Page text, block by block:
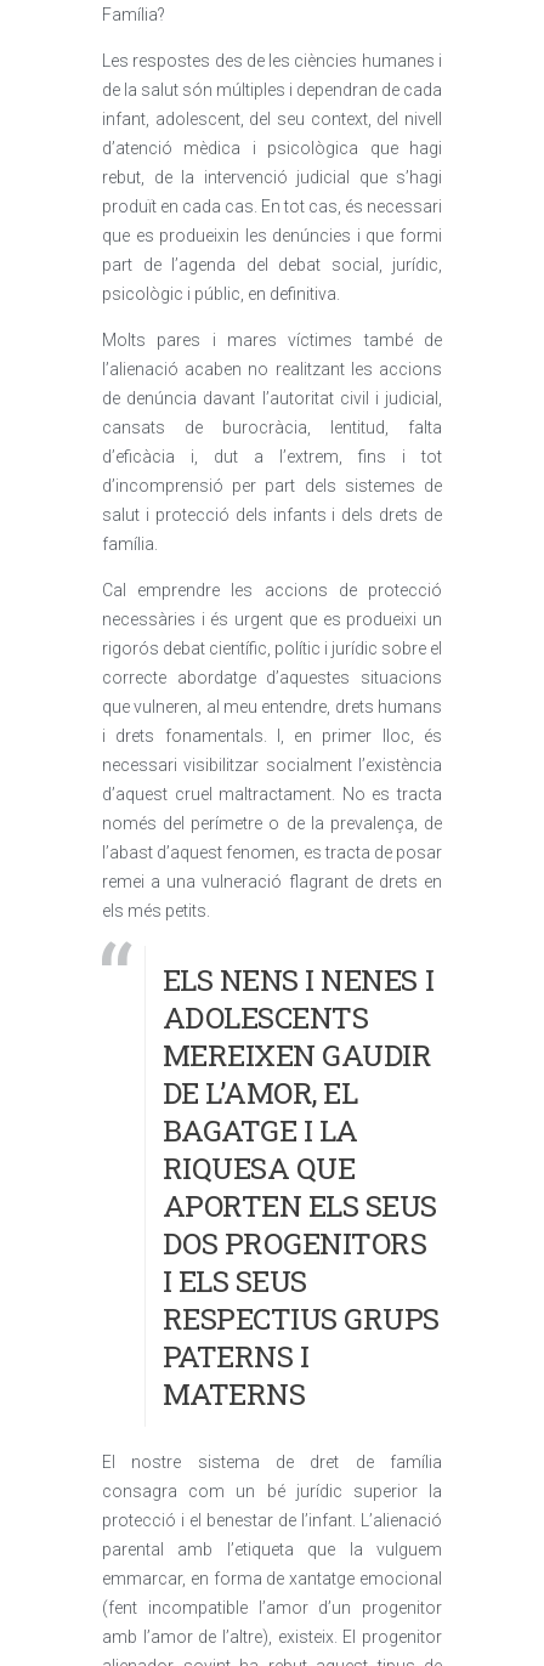
Família?
Les respostes des de les ciències humanes i
de la salut són múltiples i dependran de cada
infant, adolescent, del seu context, del nivell
d’atenció mèdica i psicològica que hagi
rebut, de la intervenció judicial que s’hagi
produït en cada cas. En tot cas, és necessari
que es produeixin les denúncies i que formi
part de l’agenda del debat social, jurídic,
psicològic i públic, en definitiva.
Molts pares i mares víctimes també de
l’alienació acaben no realitzant les accions
de denúncia davant l’autoritat civil i judicial,
cansats de burocràcia, lentitud, falta
d’eficàcia i, dut a l’extrem, fins i tot
d’incomprensió per part dels sistemes de
salut i protecció dels infants i dels drets de
família.
Cal emprendre les accions de protecció
necessàries i és urgent que es produeixi un
rigorós debat científic, polític i jurídic sobre el
correcte abordatge d’aquestes situacions
que vulneren, al meu entendre, drets humans
i drets fonamentals. I, en primer lloc, és
necessari visibilitzar socialment l’existència
d’aquest cruel maltractament. No es tracta
només del perímetre o de la prevalença, de
l’abast d’aquest fenomen, es tracta de posar
remei a una vulneració flagrant de drets en
els més petits.
ELS NENS I NENES I
ADOLESCENTS
MEREIXEN GAUDIR
DE L’AMOR, EL
BAGATGE I LA
RIQUESA QUE
APORTEN ELS SEUS
DOS PROGENITORS
I ELS SEUS
RESPECTIUS GRUPS
PATERNS I
MATERNS
El nostre sistema de dret de família
consagra com un bé jurídic superior la
protecció i el benestar de l’infant. L’alienació
parental amb l’etiqueta que la vulguem
emmarcar, en forma de xantatge emocional
(fent incompatible l’amor d’un progenitor
amb l’amor de l’altre), existeix. El progenitor